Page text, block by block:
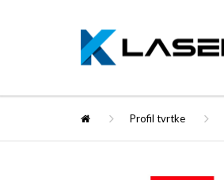
Profil tvrtke